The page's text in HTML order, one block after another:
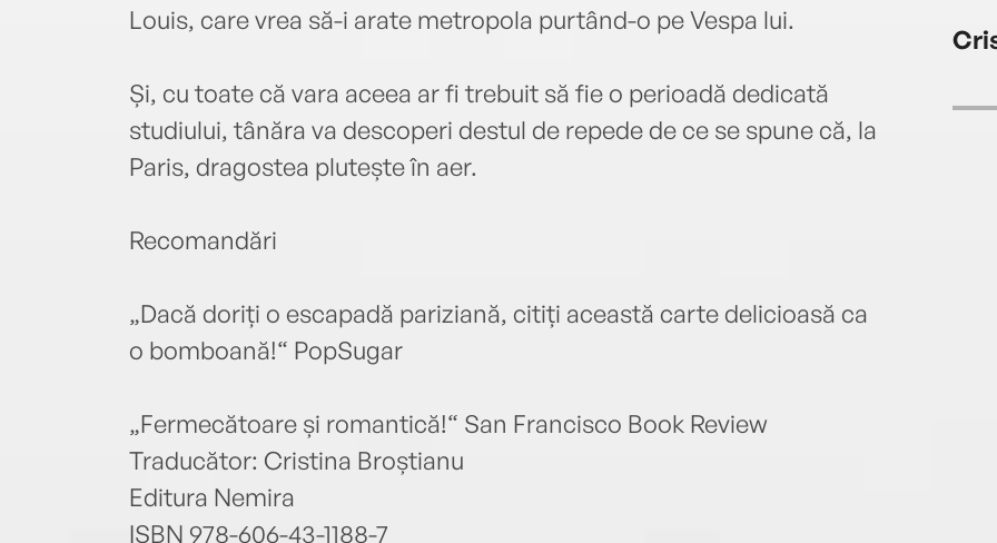
Louis, care vrea să-i arate metropola purtând-o pe Vespa lui.
Și, cu toate că vara aceea ar fi trebuit să fie o perioadă dedicată
studiului, tânăra va descoperi destul de repede de ce se spune că, la
Paris, dragostea plutește în aer.
Recomandări
„Dacă doriți o escapadă pariziană, citiți această carte delicioasă ca
o bomboană!“ PopSugar
„Fermecătoare și romantică!“ San Francisco Book Review
Traducător: Cristina Broștianu
Editura Nemira
ISBN 978-606-43-1188-7